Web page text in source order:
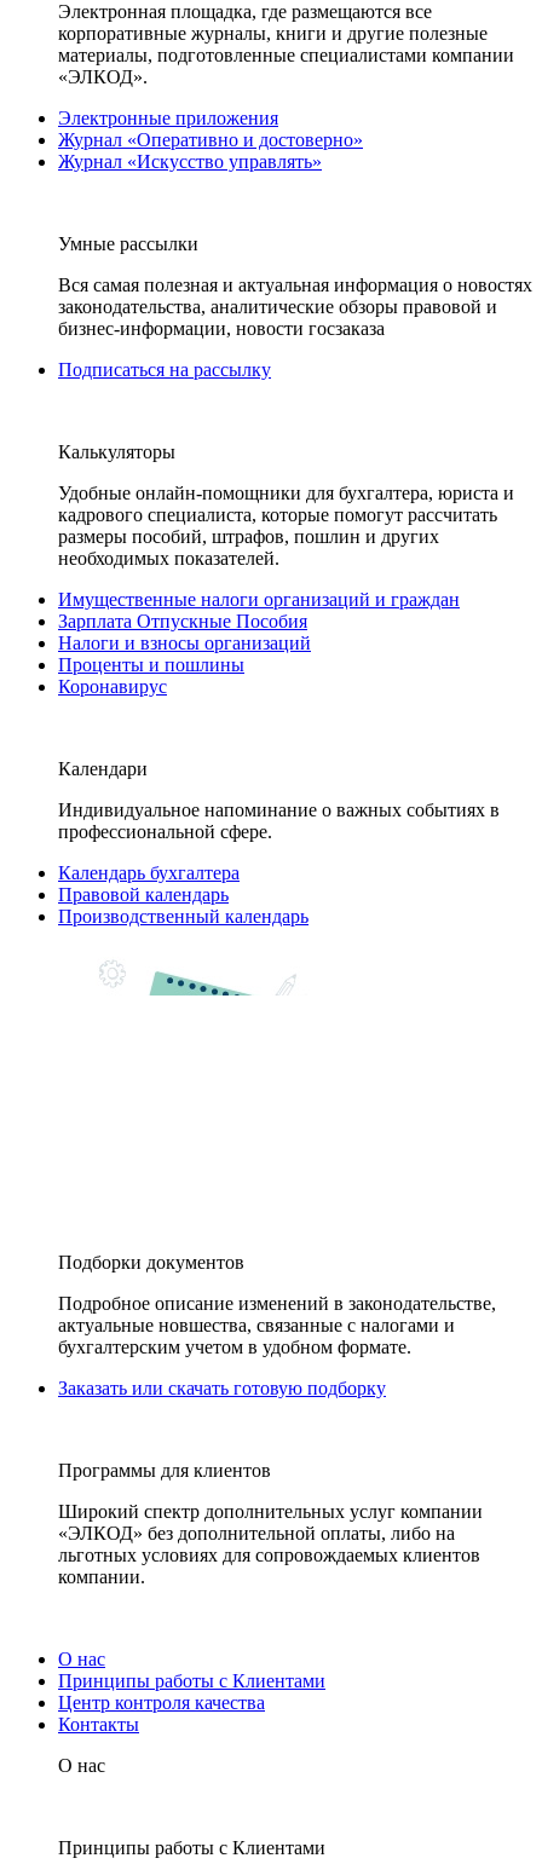
Электронная площадка, где размещаются все
корпоративные журналы, книги и другие полезные
материалы, подготовленные специалистами компании
«ЭЛКОД».
Электронные приложения
Журнал «Оперативно и достоверно»
Журнал «Искусство управлять»
Умные рассылки
Вся самая полезная и актуальная информация о новостях
законодательства, аналитические обзоры правовой и
бизнес-информации, новости госзаказа
Подписаться на рассылку
Калькуляторы
Удобные онлайн-помощники для бухгалтера, юриста и
кадрового специалиста, которые помогут рассчитать
размеры пособий, штрафов, пошлин и других
необходимых показателей.
Имущественные налоги организаций и граждан
Зарплата Отпускные Пособия
Налоги и взносы организаций
Проценты и пошлины
Коронавирус
Календари
Индивидуальное напоминание о важных событиях в
профессиональной сфере.
Календарь бухгалтера
Правовой календарь
Производственный календарь
Подборки документов
Подробное описание изменений в законодательстве,
актуальные новшества, связанные с налогами и
бухгалтерским учетом в удобном формате.
Заказать или скачать готовую подборку
Программы для клиентов
Широкий спектр дополнительных услуг компании
«ЭЛКОД» без дополнительной оплаты, либо на
льготных условиях для сопровождаемых клиентов
компании.
О нас
Принципы работы с Клиентами
Центр контроля качества
Контакты
О нас
Принципы работы с Клиентами